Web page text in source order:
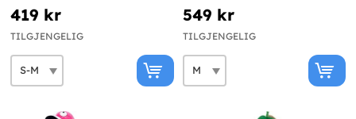
419 kr
TILGJENGELIG
549 kr
TILGJENGELIG